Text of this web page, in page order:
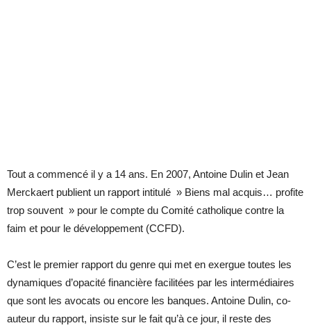
Tout a commencé il y a 14 ans. En 2007, Antoine Dulin et Jean
Merckaert publient un rapport intitulé » Biens mal acquis… profite
trop souvent » pour le compte du Comité catholique contre la
faim et pour le développement (CCFD).
C’est le premier rapport du genre qui met en exergue toutes les
dynamiques d’opacité financière facilitées par les intermédiaires
que sont les avocats ou encore les banques. Antoine Dulin, co-
auteur du rapport, insiste sur le fait qu’à ce jour, il reste des